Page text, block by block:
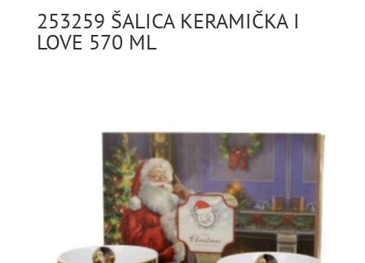
253259 ŠALICA KERAMIČKA I
LOVE 570 ML